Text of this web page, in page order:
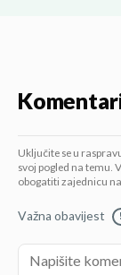
Uključite se u
svoj pogled na temu.
obogatiti zajednicu
Važna obavijest !